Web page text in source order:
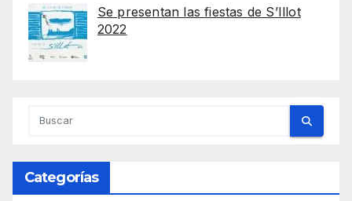
Se presentan las fiestas de S’Illot
2022
Categorías